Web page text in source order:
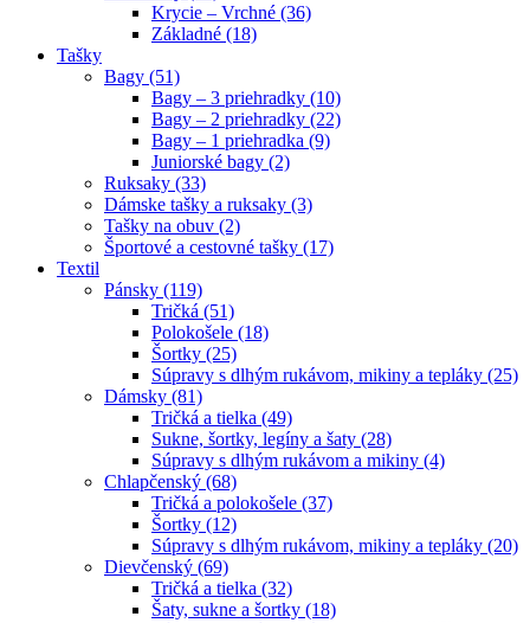
Krycie – Vrchné (36)
Základné (18)
Tašky
Bagy (51)
Bagy – 3 priehradky (10)
Bagy – 2 priehradky (22)
Bagy – 1 priehradka (9)
Juniorské bagy (2)
Ruksaky (33)
Dámske tašky a ruksaky (3)
Tašky na obuv (2)
Športové a cestovné tašky (17)
Textil
Pánsky (119)
Tričká (51)
Polokošele (18)
Šortky (25)
Súpravy s dlhým rukávom, mikiny a tepláky (25)
Dámsky (81)
Tričká a tielka (49)
Sukne, šortky, legíny a šaty (28)
Súpravy s dlhým rukávom a mikiny (4)
Chlapčenský (68)
Tričká a polokošele (37)
Šortky (12)
Súpravy s dlhým rukávom, mikiny a tepláky (20)
Dievčenský (69)
Tričká a tielka (32)
Šaty, sukne a šortky (18)